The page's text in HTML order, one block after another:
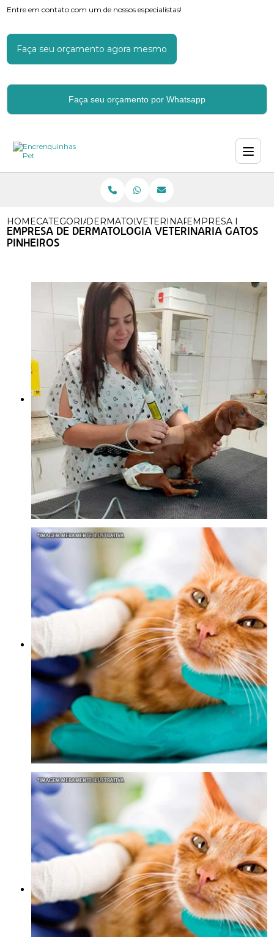
Entre em contato com um de nossos especialistas!
Faça seu orçamento agora mesmo
Faça seu orçamento por Whatsapp
HOMECATEGORIASDERMATOLOGIA VETERINARIA
VETERINARIOEMPRESA DE
EMPRESA DE DERMATOLOGIA VETERINARIA GATOS
PINHEIROS